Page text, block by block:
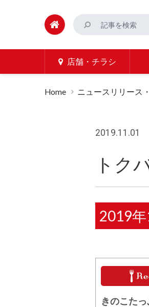
店舗・チラシ
Home ニュースリリース
2019.11.01
トク
2019年
きのこた